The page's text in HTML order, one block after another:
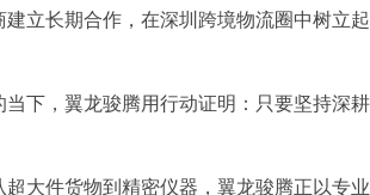
立长期合作，在深圳跨境物流圈中树立
当下，翼龙骏腾用行动证明：只要坚持深
超大件货物到精密仪器，翼龙骏腾正以专